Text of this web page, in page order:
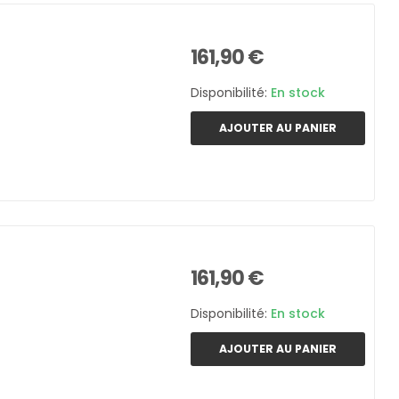
161,90 €
Disponibilité: En stock
AJOUTER AU PANIER
161,90 €
Disponibilité: En stock
AJOUTER AU PANIER